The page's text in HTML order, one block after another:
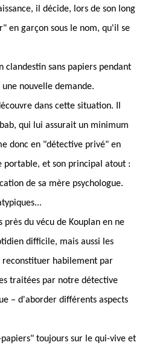
il décide, lors de son long
en garçon sous le nom, qu'il se
sans papiers pendant
nouvelle demande.
dans cette situation. Il
qui lui assurait un minimum
donc en "détective privé" en
portable, et son principal atout :
de sa mère psychologue.
près du vécu de Kouplan en ne
difficile, mais aussi les
reconstituer habilement par
traitées par notre détective
– d'aborder différents aspects
toujours sur le qui-vive et